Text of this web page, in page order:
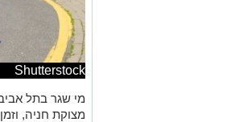
Shutterstock
מי שגר בתל
מצוקת חניה,